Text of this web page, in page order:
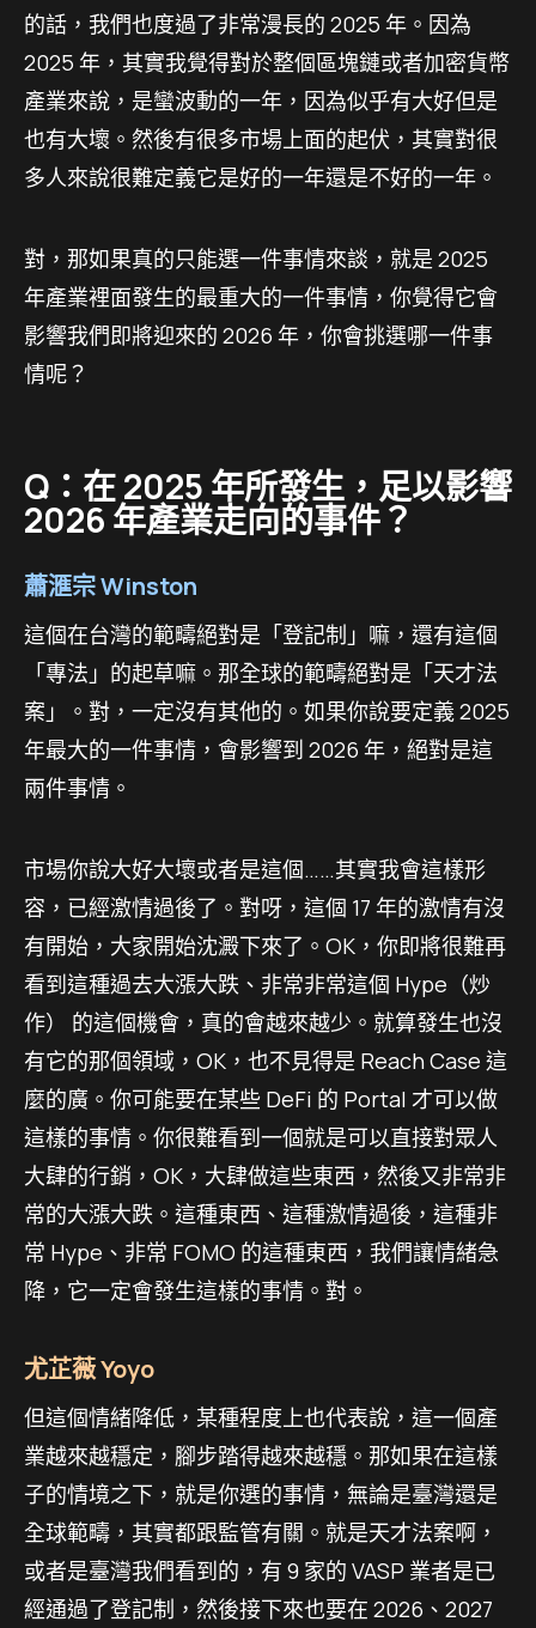
的話，我們也度過了非常漫長的 2025 年。因為
2025 年，其實我覺得對於整個區塊鏈或者加密貨幣
產業來說，是蠻波動的一年，因為似乎有大好但是
也有大壞。然後有很多市場上面的起伏，其實對很
多人來說很難定義它是好的一年還是不好的一年。
對，那如果真的只能選一件事情來談，就是 2025
年產業裡面發生的最重大的一件事情，你覺得它會
影響我們即將迎來的 2026 年，你會挑選哪一件事
情呢？
Q：在 2025 年所發生，足以影響
2026 年產業走向的事件？
蕭滙宗 Winston
這個在台灣的範疇絕對是「登記制」嘛，還有這個
「專法」的起草嘛。那全球的範疇絕對是「天才法
案」。對，一定沒有其他的。如果你說要定義 2025
年最大的一件事情，會影響到 2026 年，絕對是這
兩件事情。
市場你說大好大壞或者是這個……其實我會這樣形
容，已經激情過後了。對呀，這個 17 年的激情有沒
有開始，大家開始沈澱下來了。OK，你即將很難再
看到這種過去大漲大跌、非常非常這個 Hype（炒
作） 的這個機會，真的會越來越少。就算發生也沒
有它的那個領域，OK，也不見得是 Reach Case 這
麼的廣。你可能要在某些 DeFi 的 Portal 才可以做
這樣的事情。你很難看到一個就是可以直接對眾人
大肆的行銷，OK，大肆做這些東西，然後又非常非
常的大漲大跌。這種東西、這種激情過後，這種非
常 Hype、非常 FOMO 的這種東西，我們讓情緒急
降，它一定會發生這樣的事情。對。
尤芷薇 Yoyo
但這個情緒降低，某種程度上也代表說，這一個產
業越來越穩定，腳步踏得越來越穩。那如果在這樣
子的情境之下，就是你選的事情，無論是臺灣還是
全球範疇，其實都跟監管有關。就是天才法案啊，
或者是臺灣我們看到的，有 9 家的 VASP 業者是已
經通過了登記制，然後接下來也要在 2026、2027